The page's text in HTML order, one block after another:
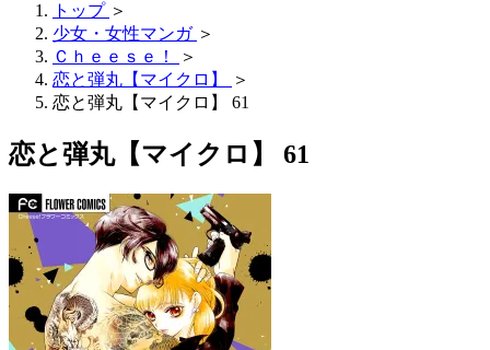
トップ ＞
少女・女性マンガ ＞
Ｃｈｅｅｓｅ！
＞
恋と弾丸【マイクロ】
＞
恋と弾丸【マイクロ】 61
恋と弾丸【マイクロ】 61